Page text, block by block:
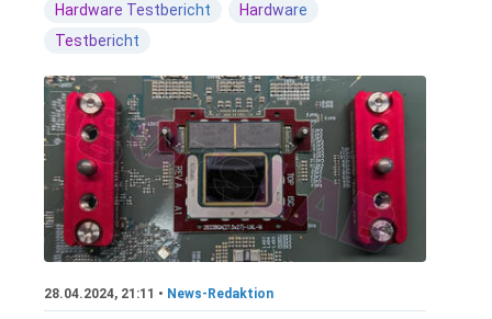
Hardware Testbericht
Hardware
Testbericht
28.04.2024, 21:11 • News-Redaktion